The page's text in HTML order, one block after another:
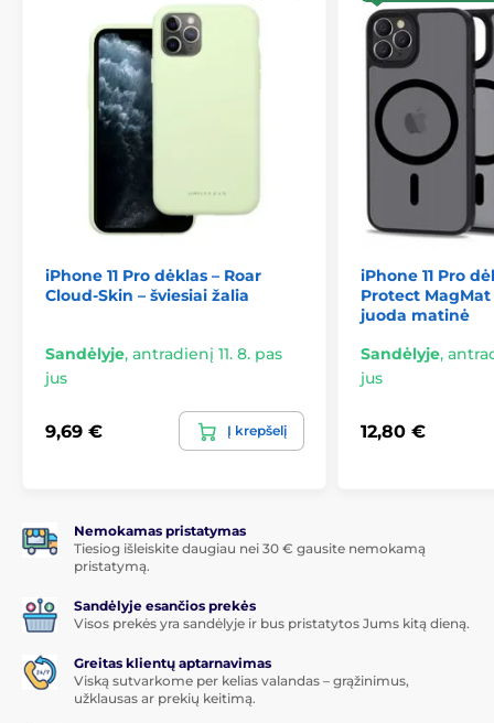
nešvarumų ir riebių pėdsakų
Daugelis pastelinių spalvų
Rūpinkitės ekologija
Eco Case dėklai pagaminti iš trijų pluoštų: kviečių ir
skaidžių polimerų PBAT bei PLA. PLA gaunamas iš
atsinaujinančių žaliavų, o PBAT – iš plastikų. Toks
ir sumažina panaudojamų plastikų kiekį. Tai
ekologiška alternatyva populiariems dėklams iš
Lankstus, bet atsparus
Gaminant Eco Case dėklą, pluoštų mišinys buvo
parinktas taip, kad dėklas būtų lankstus ir kartu
atsparus. Medžiaga gerai slopina smūgius ir kritimus,
apsaugo nuo suspaudimo ir įbrėžimų. Lankstūs
kraštai palengvina montavimą.
Klasikinė forma, kuri neišeina iš mados
įspūdį. Oleofobinis paviršiaus apdorojimas užtikrina,
kad Eco Case dėklas nerinks riebių pėdsakų ir pirštų
atspaudų. Tiekiamas daugelyje gražių pastelinių
Patogus naudojimas yra pagrindas
Dėklas buvo pritaikytas telefonui taip, kad būtų
galima lengvai prijungti įkrovimo kabelį ar ausines.
Dėklas taip pat turi tobulai išpjautus mygtukus
iPhone 11 Pro dėklas – Roar
Cloud-Skin – šviesiai žalia
Sandėlyje, antradienį 11. 8. pas
jus
9,69 € Į krepšelį
iPhone 11 Pro
Protect MagMat
juoda matinė
Sandėlyje,
jus
12,80 €
Nemokamas pristatymas
Tiesiog išleiskite daugiau nei 30 € gausite nemokamą
pristatymą.
Sandėlyje esančios prekės
Visos prekės yra sandėlyje ir bus pristatytos Jums kitą dieną.
Greitas klientų aptarnavimas
Viską sutvarkome per kelias valandas – grąžinimus,
užklausas ar prekių keitimą.